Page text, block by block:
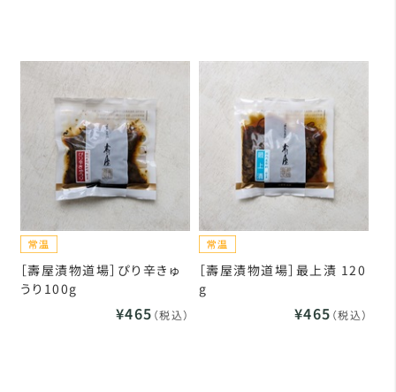
［壽屋漬物道場］ぴり辛きゅ
うり100g
¥465 （税込）
［壽屋漬物道場］最上漬 120
g
¥465 （税込）